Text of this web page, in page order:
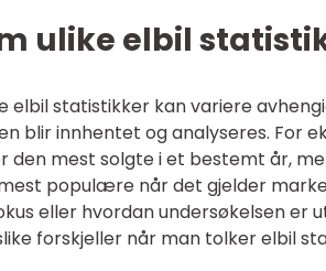
ulike elbil
elbil statistikker kan variere
blir innhentet og analyseres. For
den mest solgte i et bestemt år,
populære når det gjelder
eller hvordan undersøkelsen er
forskjeller når man tolker elbil